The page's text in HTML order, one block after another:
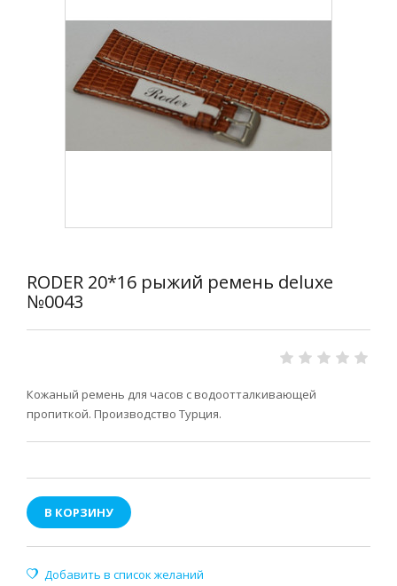
RODER 20*16 рыжий ремень deluxe
№0043
Кожаный ремень для часов с водоотталкивающей
пропиткой. Производство Турция.
В КОРЗИНУ